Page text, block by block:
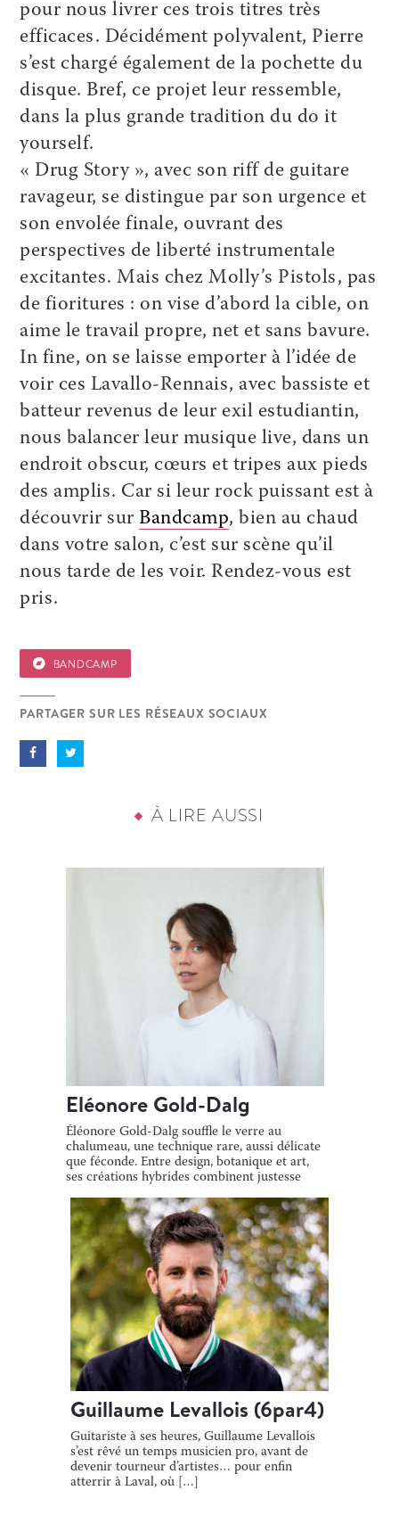
pour nous livrer ces trois titres très
efficaces. Décidément polyvalent, Pierre
s’est chargé également de la pochette du
disque. Bref, ce projet leur ressemble,
dans la plus grande tradition du do it
yourself.
« Drug Story », avec son riff de guitare
ravageur, se distingue par son urgence et
son envolée finale, ouvrant des
perspectives de liberté instrumentale
excitantes. Mais chez Molly’s Pistols, pas
de fioritures : on vise d’abord la cible, on
aime le travail propre, net et sans bavure.
In fine, on se laisse emporter à l’idée de
voir ces Lavallo-Rennais, avec bassiste et
batteur revenus de leur exil estudiantin,
nous balancer leur musique live, dans un
endroit obscur, cœurs et tripes aux pieds
des amplis. Car si leur rock puissant est à
découvrir sur Bandcamp, bien au chaud
dans votre salon, c’est sur scène qu’il
nous tarde de les voir. Rendez-vous est
pris.
BANDCAMP
PARTAGER SUR LES RÉSEAUX SOCIAUX
À LIRE AUSSI
Eléonore Gold-Dalg
Éléonore Gold-Dalg souffle le verre au
chalumeau, une technique rare, aussi délicate
que féconde. Entre design, botanique et art,
ses créations hybrides combinent justesse
Guillaume Levallois (6par4)
Guitariste à ses heures, Guillaume Levallois
s’est rêvé un temps musicien pro, avant de
devenir tourneur d’artistes… pour enfin
atterrir à Laval, où […]